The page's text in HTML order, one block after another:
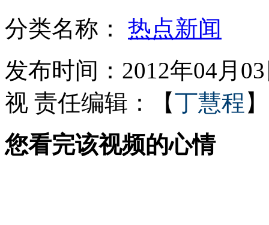
专家回应“9到11楼PM2.5颗粒密度最大”
武汉4朵天价绿牡丹被游客偷偷掐走
分类名称： 热点新闻
发布时间：2012年04月
视 责任编辑：【丁慧程 】
您看完该视频的心情